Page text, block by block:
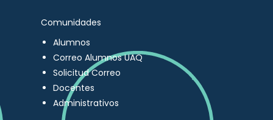
Comunidades
Alumnos
Correo Alumnos UAQ
Solicitud Correo
Docentes
Administrativos